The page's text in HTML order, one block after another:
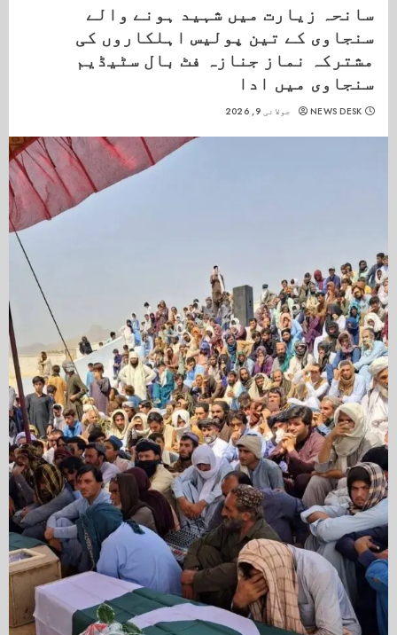
سانحہ زیارت میں شہید ہونے والے
سنجاوی کے تین پولیس اہلکاروں کی
مشترکہ نماز جنازہ فٹ بال سٹیڈیم
سنجاوی میں ادا
NEWS DESK جولائی 9, 2026